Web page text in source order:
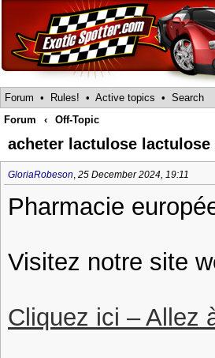
Forum • Rules! • Active topics • Search
Forum
‹ Off-Topic
acheter lactulose lactulose
GloriaRobeson, 25 December 2024, 19:11
Pharmacie
Visitez notre site
Cliquez ici – Allez